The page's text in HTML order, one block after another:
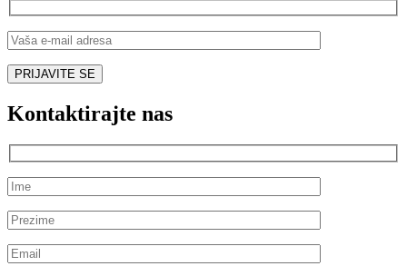
Kontaktirajte nas